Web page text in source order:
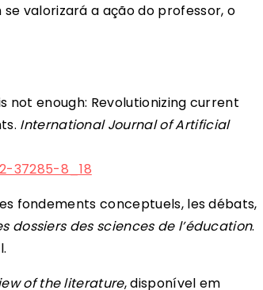
valorizará a ação do professor, o
is not enough: Revolutionizing current
International Journal of Artificial
37285-8_18
fondements conceptuels, les débats,
dossiers des sciences de l’éducation.
of the literature, disponível em